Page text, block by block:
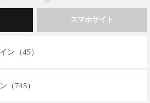
ン（45）
（745）
スマホサイト